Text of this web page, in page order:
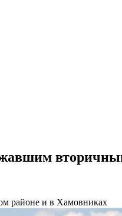
районе и в Хамовниках